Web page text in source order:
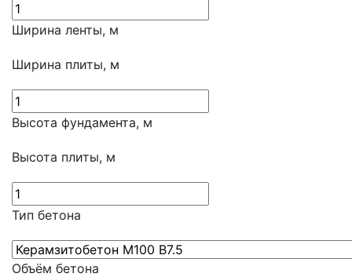
Ширина ленты, м
Ширина плиты, м
Высота фундамента, м
Высота плиты, м
Тип бетона
Объём бетона